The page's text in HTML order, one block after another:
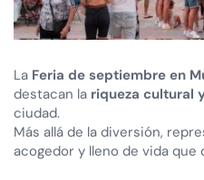
La Feria de septiembre en
destacan la riqueza cultural
ciudad.
Más allá de la diversión,
acogedor y lleno de vida que